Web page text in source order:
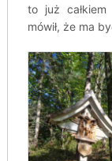
to już
mówił, że ma